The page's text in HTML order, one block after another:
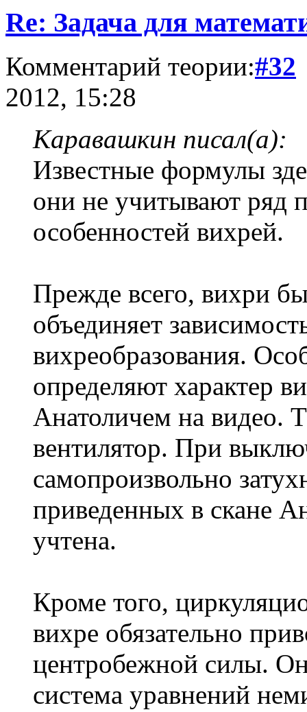
Re: Задача для
Комментарий теории:#32
2012, 15:28
Каравашкин писал(а):
Известные формулы
они не учитывают ряд
особенностей вихрей.
Прежде всего, вихри
объединяет
вихреобразования.
определяют характер
Анатоличем на видео.
вентилятор. При
самопроизвольно
приведенных в скане
учтена.
Кроме того,
вихре обязательно
центробежной силы.
система уравнений